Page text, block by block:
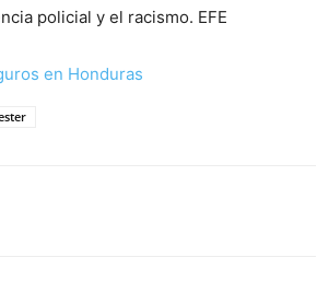
policial y el racismo. EFE
en Honduras